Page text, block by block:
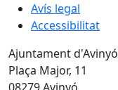
Avís legal
Accessibilitat
Ajuntament d'Avinyó
Plaça Major, 11